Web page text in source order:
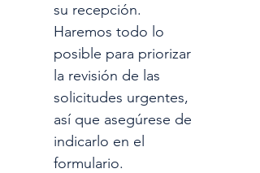
su recepción.
Haremos todo lo
posible para priorizar
la revisión de las
solicitudes urgentes,
así que asegúrese de
indicarlo en el
formulario.